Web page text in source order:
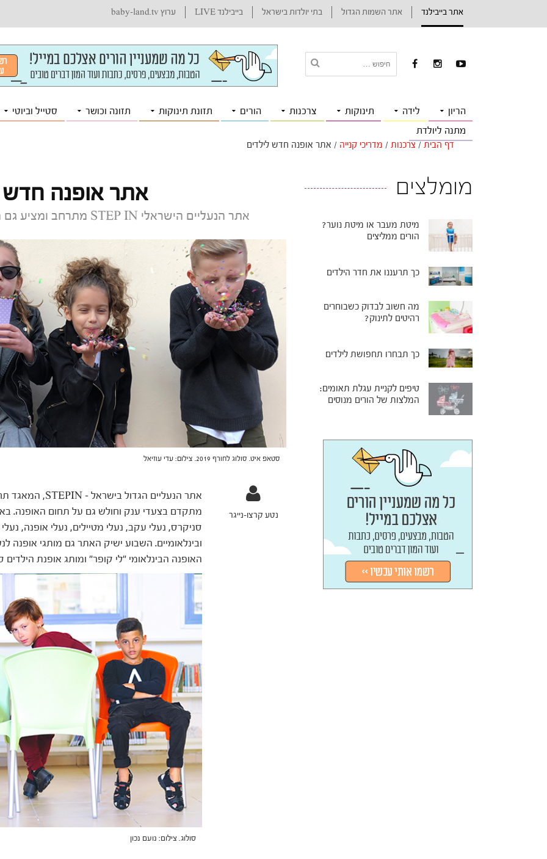
אתר בייבילנד אתר השמות הגדול בתי יולדות בישראל בייבילנד LIVE ערוץ baby-land.tv
הריון לידה תינוקות צרכנות הורים תזונת תינוקות תזונה וכושר
סטייל וביוטי
מתנה ליולדת
דף הבית / צרכנות / מדריכי קנייה / אתר אופנה חדש לילדים
אתר אופנה חדש
אתר הנעליים הישראלי STEP IN מתרחב ומציע גם מותגי אופנה לכל המשפחה. הצצה
סטאפ איט. סולוג לחורף 2019. צילום: עדי עוזיאל
נטע קרצו-נייגר
מתקדם בצעדי ענק וחולש גם על תחום האופנה.
סניקרס, נעלי עקב, נעלי מטיילים, נעלי אופנה,
ובינלאומיים. השבוע ישיק האתר גם מותגי אופנה
האופנה הבינלאומי "לי קופר" ומותג אופנת הילדים
סולוג. צילום: נועם נכון
מומלצים
מיטת מעבר או מיטת נוער?
הורים ממליצים
כך תרעננו את חדר הילדים
מה חשוב לבדוק כשבוחרים
רהיטים לתינוק?
כך תבחרו תחפושת לילדים
טיפים לקניית עגלת תאומים:
המלצות של הורים מנוסים